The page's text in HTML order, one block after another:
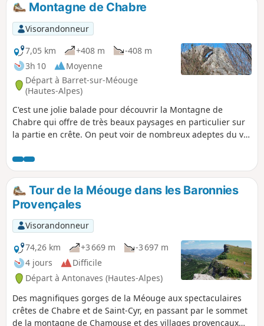
Montagne de Chabre
Visorandonneur
7,05 km
+408 m
-408 m
3h 10
Moyenne
Départ à Barret-sur-Méouge
(Hautes-Alpes)
C'est une jolie balade pour découvrir la Montagne de
Chabre qui offre de très beaux paysages en particulier sur
la partie en crête. On peut voir de nombreux adeptes du vol
Tour de la Méouge dans les Baronnies
Provençales
Visorandonneur
74,26 km
+3 669 m
-3 697 m
4 jours
Difficile
Départ à Antonaves (Hautes-Alpes)
Des magnifiques gorges de la Méouge aux spectaculaires
crêtes de Chabre et de Saint-Cyr, en passant par le sommet
de la montagne de Chamouse et des villages provençaux